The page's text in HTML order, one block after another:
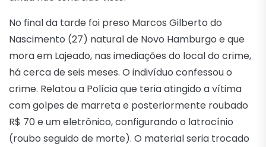
No final da tarde foi preso Marcos Gilberto do
Nascimento (27) natural de Novo Hamburgo e que
mora em Lajeado, nas imediações do local do crime,
há cerca de seis meses. O indivíduo confessou o
crime. Relatou a Polícia que teria atingido a vítima
com golpes de marreta e posteriormente roubado
R$ 70 e um eletrônico, configurando o latrocínio
(roubo seguido de morte). O material seria trocado